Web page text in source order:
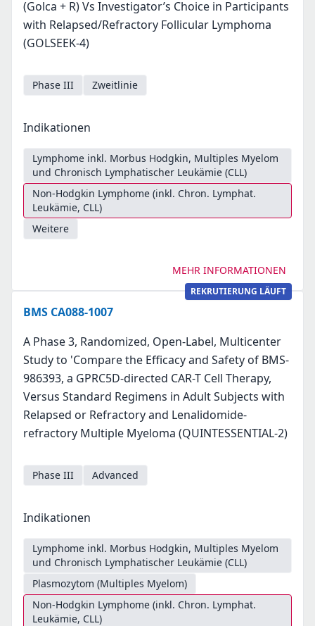
(Golca + R) Vs Investigator’s Choice in Participants
with Relapsed/Refractory Follicular Lymphoma
(GOLSEEK-4)
Phase III Zweitlinie
Indikationen
Lymphome inkl. Morbus Hodgkin, Multiples Myelom
und Chronisch Lymphatischer Leukämie (CLL)
Non-Hodgkin Lymphome (inkl. Chron. Lymphat.
Leukämie, CLL)
Weitere
MEHR INFORMATIONEN
REKRUTIERUNG LÄUFT
BMS CA088-1007
A Phase 3, Randomized, Open-Label, Multicenter
Study to 'Compare the Efficacy and Safety of BMS-
986393, a GPRC5D-directed CAR-T Cell Therapy,
Versus Standard Regimens in Adult Subjects with
Relapsed or Refractory and Lenalidomide-
refractory Multiple Myeloma (QUINTESSENTIAL-2)
Phase III Advanced
Indikationen
Lymphome inkl. Morbus Hodgkin, Multiples Myelom
und Chronisch Lymphatischer Leukämie (CLL)
Plasmozytom (Multiples Myelom)
Non-Hodgkin Lymphome (inkl. Chron. Lymphat.
Leukämie, CLL)